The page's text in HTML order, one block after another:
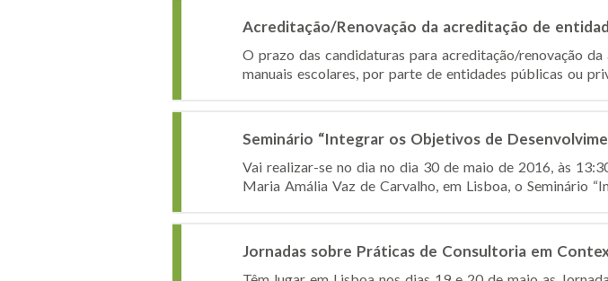
Acreditação/Renovação da acreditação de
O prazo das candidaturas para acreditação/renovação
manuais escolares, por parte de entidades públicas ou
Seminário “Integrar os Objetivos de
Vai realizar-se no dia no dia 30 de maio de 2016, às
Maria Amália Vaz de Carvalho, em Lisboa, o Seminário
Jornadas sobre Práticas de Consultoria em